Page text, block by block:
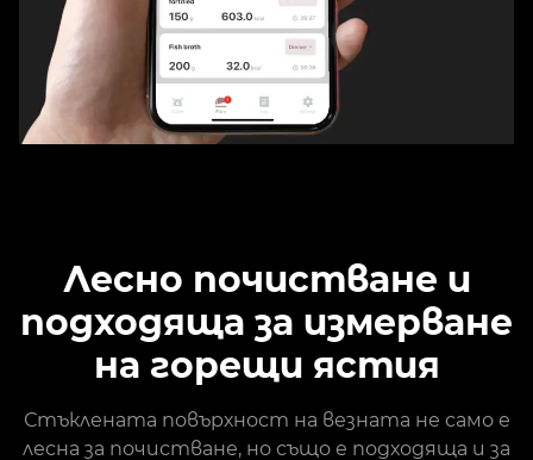
Лесно почистване и
подходяща за измерване
на горещи ястия
Стъклената повърхност на везната не само е
лесна за почистване, но също е подходяща и за